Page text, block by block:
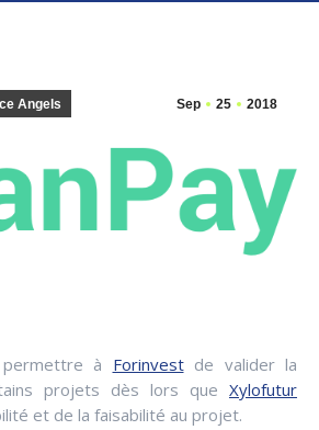
Sep 25 2018
Angels
à Forinvestde valider la
projets dès lors que Xylofutur
et de la faisabilité au projet.